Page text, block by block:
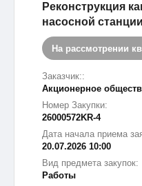
Реконструкция
насосной
На рассмотрении
Заказчик::
Акционерное
Номер Закупки:
26000572KR-4
Дата начала приема
20.07.2026 10:00
Вид предмета закупок:
Работы